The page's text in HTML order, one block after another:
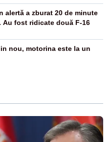
alertă a zburat 20 de minute
Au fost ridicate două F-16
nou, motorina este la un